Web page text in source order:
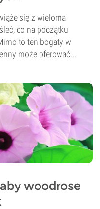
się z wieloma
co na początku
to ten bogaty w
może oferować...
woodrose